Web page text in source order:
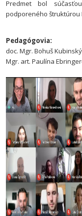
Predmet bol
podporeného štruktúrou
Pedagógovia:
doc. Mgr. Bohuš Kubinský
Mgr. art. Paulína